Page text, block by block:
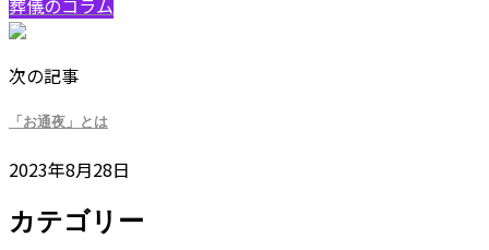
次の記事
「お通夜」とは
2023年8月28日
カテゴリー